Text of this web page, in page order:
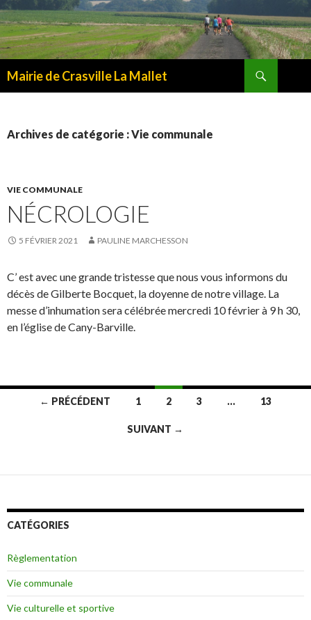
Mairie de Crasville La Mallet
Archives de catégorie : Vie communale
VIE COMMUNALE
NÉCROLOGIE
5 FÉVRIER 2021 PAULINE MARCHESSON
C’ est avec une grande tristesse que nous vous informons du
décès de Gilberte Bocquet, la doyenne de notre village. La
messe d’inhumation sera célébrée mercredi 10 février à 9 h 30,
en l’église de Cany-Barville.
articles
← PRÉCÉDENT 1 2 3 … 13
SUIVANT →
CATÉGORIES
Règlementation
Vie communale
Vie culturelle et sportive